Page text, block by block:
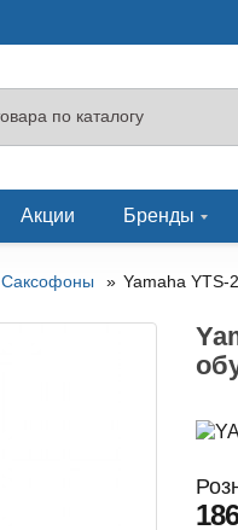
Акции Бренды
Саксофоны Yamaha YTS-